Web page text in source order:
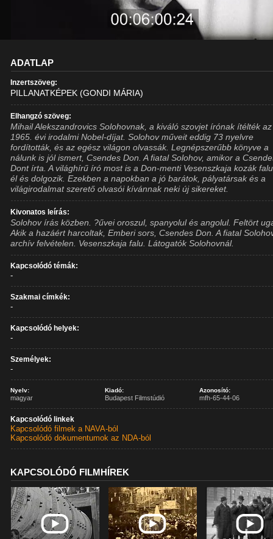
ADATLAP
Inzertszöveg:
PILLANATKÉPEK (GONDI MÁRIA)
Elhangzó szöveg:
Mihail Alekszandrovics Solohovnak, a kiváló szovjet írónak ítélték az
1965. évi irodalmi Nobel-díjat. Solohov műveit eddig 73 nyelvre
fordították, és az egész világon olvassák. Legnépszerűbb könyve a
nálunk is jól ismert, Csendes Don. A fiatal Solohov, amikor a
Dont írta. A világhírű író most is a Don-menti Vesenszkaja kozák
él és dolgozik. Ezekben a napokban a jó barátok, pályatársak és a
világirodalmat szerető olvasói kívánnak neki új sikereket.
Kivonatos leírás:
Solohov írás közben. ?űvei oroszul, spanyolul és angolul. Feltört
Akik a hazáért harcoltak, Emberi sors, Csendes Don. A fiatal
archív felvételen. Vesenszkaja falu. Látogatók Solohovnál.
Kapcsolódó témák:
-
Szakmai címkék:
-
Kapcsolódó helyek:
-
Személyek:
-
Nyelv:
magyar
Kiadó:
Budapest Filmstúdió
Azonosító:
mfh-65-44-06
Kapcsolódó linkek
Kapcsolódó filmek a NAVA-ból
Kapcsolódó dokumentumok az NDA-ból
KAPCSOLÓDÓ FILMHÍREK